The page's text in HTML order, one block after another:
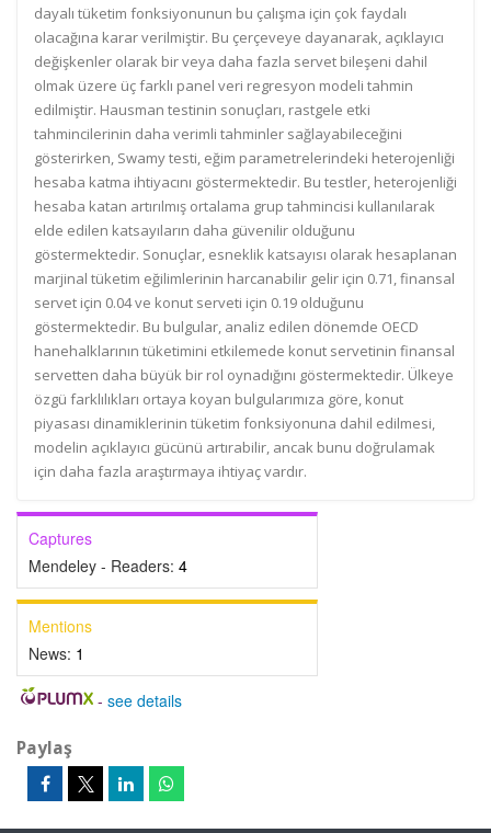
dayalı tüketim fonksiyonunun bu çalışma için çok faydalı
olacağına karar verilmiştir. Bu çerçeveye dayanarak, açıklayıcı
değişkenler olarak bir veya daha fazla servet bileşeni dahil
olmak üzere üç farklı panel veri regresyon modeli tahmin
edilmiştir. Hausman testinin sonuçları, rastgele etki
tahmincilerinin daha verimli tahminler sağlayabileceğini
gösterirken, Swamy testi, eğim parametrelerindeki heterojenliği
hesaba katma ihtiyacını göstermektedir. Bu testler, heterojenliği
hesaba katan artırılmış ortalama grup tahmincisi kullanılarak
elde edilen katsayıların daha güvenilir olduğunu
göstermektedir. Sonuçlar, esneklik katsayısı olarak hesaplanan
marjinal tüketim eğilimlerinin harcanabilir gelir için 0.71, finansal
servet için 0.04 ve konut serveti için 0.19 olduğunu
göstermektedir. Bu bulgular, analiz edilen dönemde OECD
hanehalklarının tüketimini etkilemede konut servetinin finansal
servetten daha büyük bir rol oynadığını göstermektedir. Ülkeye
özgü farklılıkları ortaya koyan bulgularımıza göre, konut
piyasası dinamiklerinin tüketim fonksiyonuna dahil edilmesi,
modelin açıklayıcı gücünü artırabilir, ancak bunu doğrulamak
için daha fazla araştırmaya ihtiyaç vardır.
Captures
Mendeley - Readers: 4
Mentions
News: 1
- see details
Paylaş